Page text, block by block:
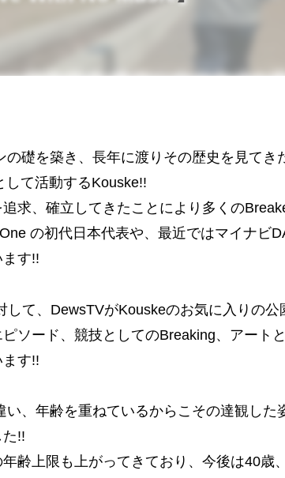
の礎を築き、長年に渡りその歴史を見てき
して活動するKouske!!
求、確立してきたことにより多くの
の初代日本代表や、最近ではマイナビ
す!!
して、DewsTVがKouskeのお気に入りの
ソード、競技としてのBreaking、アート
す!!
い、年齢を重ねているからこその達観した
!!
齢上限も上がってきており、今後は40歳